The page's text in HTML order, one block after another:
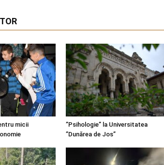
micii
”Psihologie” la Universitatea
”Dunărea de Jos”